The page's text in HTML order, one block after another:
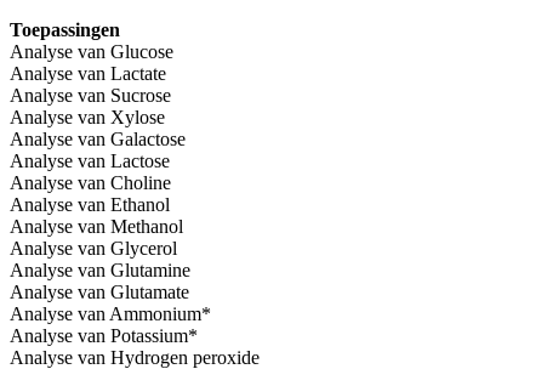
Toepassingen
Analyse van Glucose
Analyse van Lactate
Analyse van Sucrose
Analyse van Xylose
Analyse van Galactose
Analyse van Lactose
Analyse van Choline
Analyse van Ethanol
Analyse van Methanol
Analyse van Glycerol
Analyse van Glutamine
Analyse van Glutamate
Analyse van Ammonium*
Analyse van Potassium*
Analyse van Hydrogen peroxide